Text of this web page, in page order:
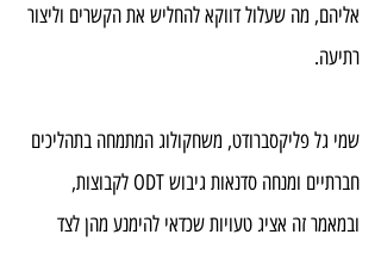
אליהם, מה שעלול דווקא להחליש את הקשרים וליצור
רתיעה.
שמי גל פליקסברודט, משחקולוג המתמחה בתהליכים
חברתיים ומנחה סדנאות גיבוש ODT לקבוצות,
ובמאמר זה אציג טעויות שכדאי להימנע מהן לצד